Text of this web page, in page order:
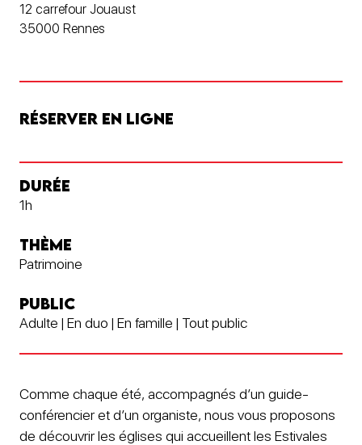
12 carrefour Jouaust
35000 Rennes
RÉSERVER EN LIGNE
DURÉE
1h
THÈME
Patrimoine
PUBLIC
Adulte | En duo | En famille | Tout public
Comme chaque été, accompagnés d’un guide-
conférencier et d’un organiste, nous vous proposons
de découvrir les églises qui accueillent les Estivales